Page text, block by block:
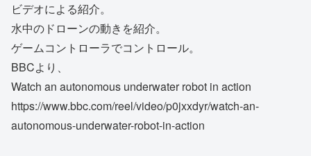
ビデオによる紹介。
水中のドローンの動きを紹介。
ゲームコントローラでコントロール。
BBCより、
Watch an autonomous underwater robot in action
https://www.bbc.com/reel/video/p0jxxdyr/watch-an-
autonomous-underwater-robot-in-action